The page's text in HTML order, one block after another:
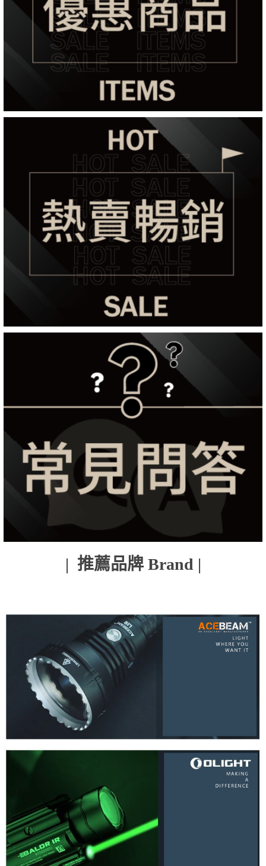
| 推薦品牌 Brand |